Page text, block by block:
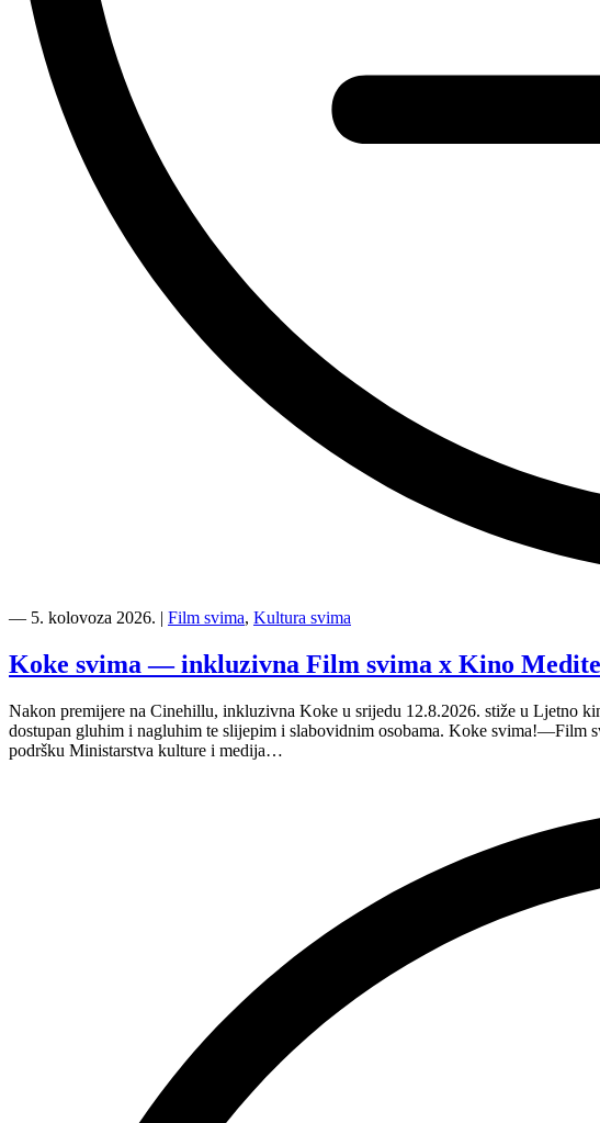
Mediteran
Film
svima
inkluzivnu
turneju
na
― 5. kolovoza 2026. | Film svima, Kultura svima
Koke svima — inkluzivna Film svima x Kino
Nakon premijere na Cinehillu, inkluzivna Koke u srijedu 12.8.2026. stiže u Ljetno
dostupan gluhim i nagluhim te slijepim i slabovidnim osobama. Koke
podršku Ministarstva kulture i medija…